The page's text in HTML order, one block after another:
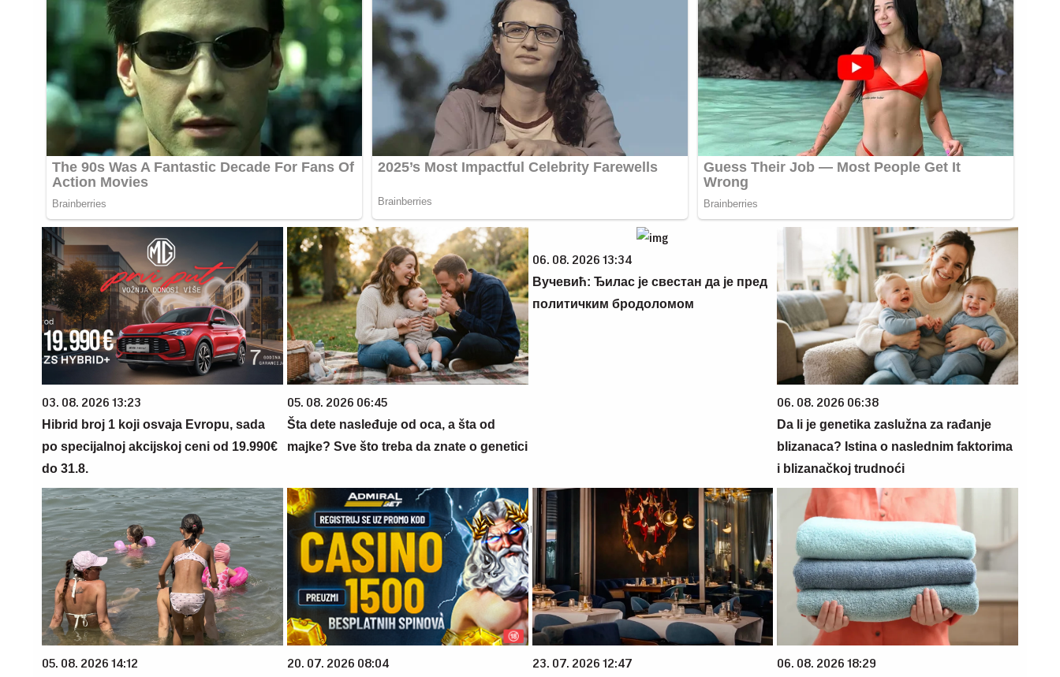
03. 08. 2026 13:23
Hibrid broj 1 koji osvaja Evropu, sada
po specijalnoj akcijskoj ceni od 19.990€
do 31.8.
05. 08. 2026 06:45
Šta dete nasleđuje od oca, a šta od
majke? Sve što treba da znate o genetici
06. 08. 2026 13:34
Вучевић: Ђилас је свестан да је пред
политичким бродоломом
06. 08. 2026 06:38
Da li je genetika zaslužna za rađanje
blizanaca? Istina o naslednim faktorima
i blizanačkoj trudnoći
05. 08. 2026 14:12 20. 07. 2026 08:04 23. 07. 2026 12:47 06. 08. 2026 18:29